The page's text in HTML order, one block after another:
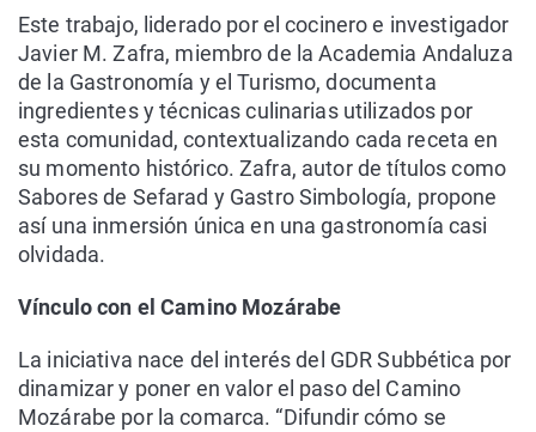
Este trabajo, liderado por el cocinero e investigador
Javier M. Zafra, miembro de la Academia Andaluza
de la Gastronomía y el Turismo, documenta
ingredientes y técnicas culinarias utilizados por
esta comunidad, contextualizando cada receta en
su momento histórico. Zafra, autor de títulos como
Sabores de Sefarad y Gastro Simbología, propone
así una inmersión única en una gastronomía casi
olvidada.
Vínculo con el Camino Mozárabe
La iniciativa nace del interés del GDR Subbética por
dinamizar y poner en valor el paso del Camino
Mozárabe por la comarca. “Difundir cómo se